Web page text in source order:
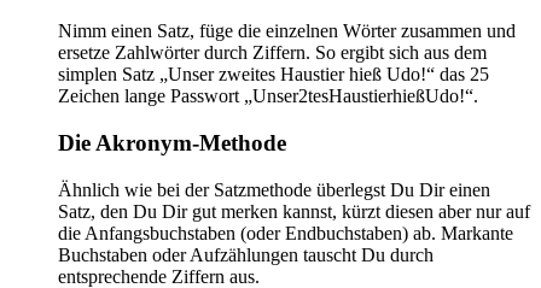
Nimm einen Satz, füge die einzelnen Wörter zusammen und
ersetze Zahlwörter durch Ziffern. So ergibt sich aus dem
simplen Satz „Unser zweites Haustier hieß Udo!“ das 25
Zeichen lange Passwort „Unser2tesHaustierhießUdo!“.
Die Akronym-Methode
Ähnlich wie bei der Satzmethode überlegst Du Dir einen
Satz, den Du Dir gut merken kannst, kürzt diesen aber nur auf
die Anfangsbuchstaben (oder Endbuchstaben) ab. Markante
Buchstaben oder Aufzählungen tauscht Du durch
entsprechende Ziffern aus.